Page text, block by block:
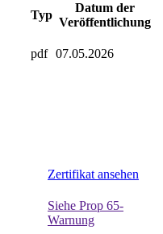
Typ
Datum der
Veröffentlichung
pdf 07.05.2026
Zertifikat ansehen
Siehe Prop 65-
Warnung